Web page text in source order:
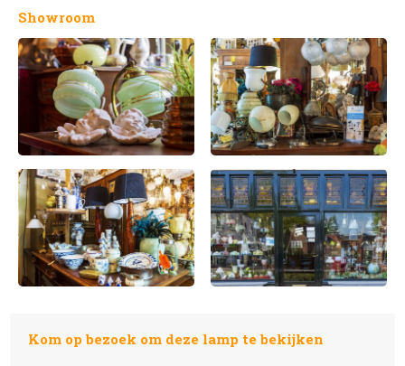
Showroom
Kom op bezoek om deze lamp te bekijken